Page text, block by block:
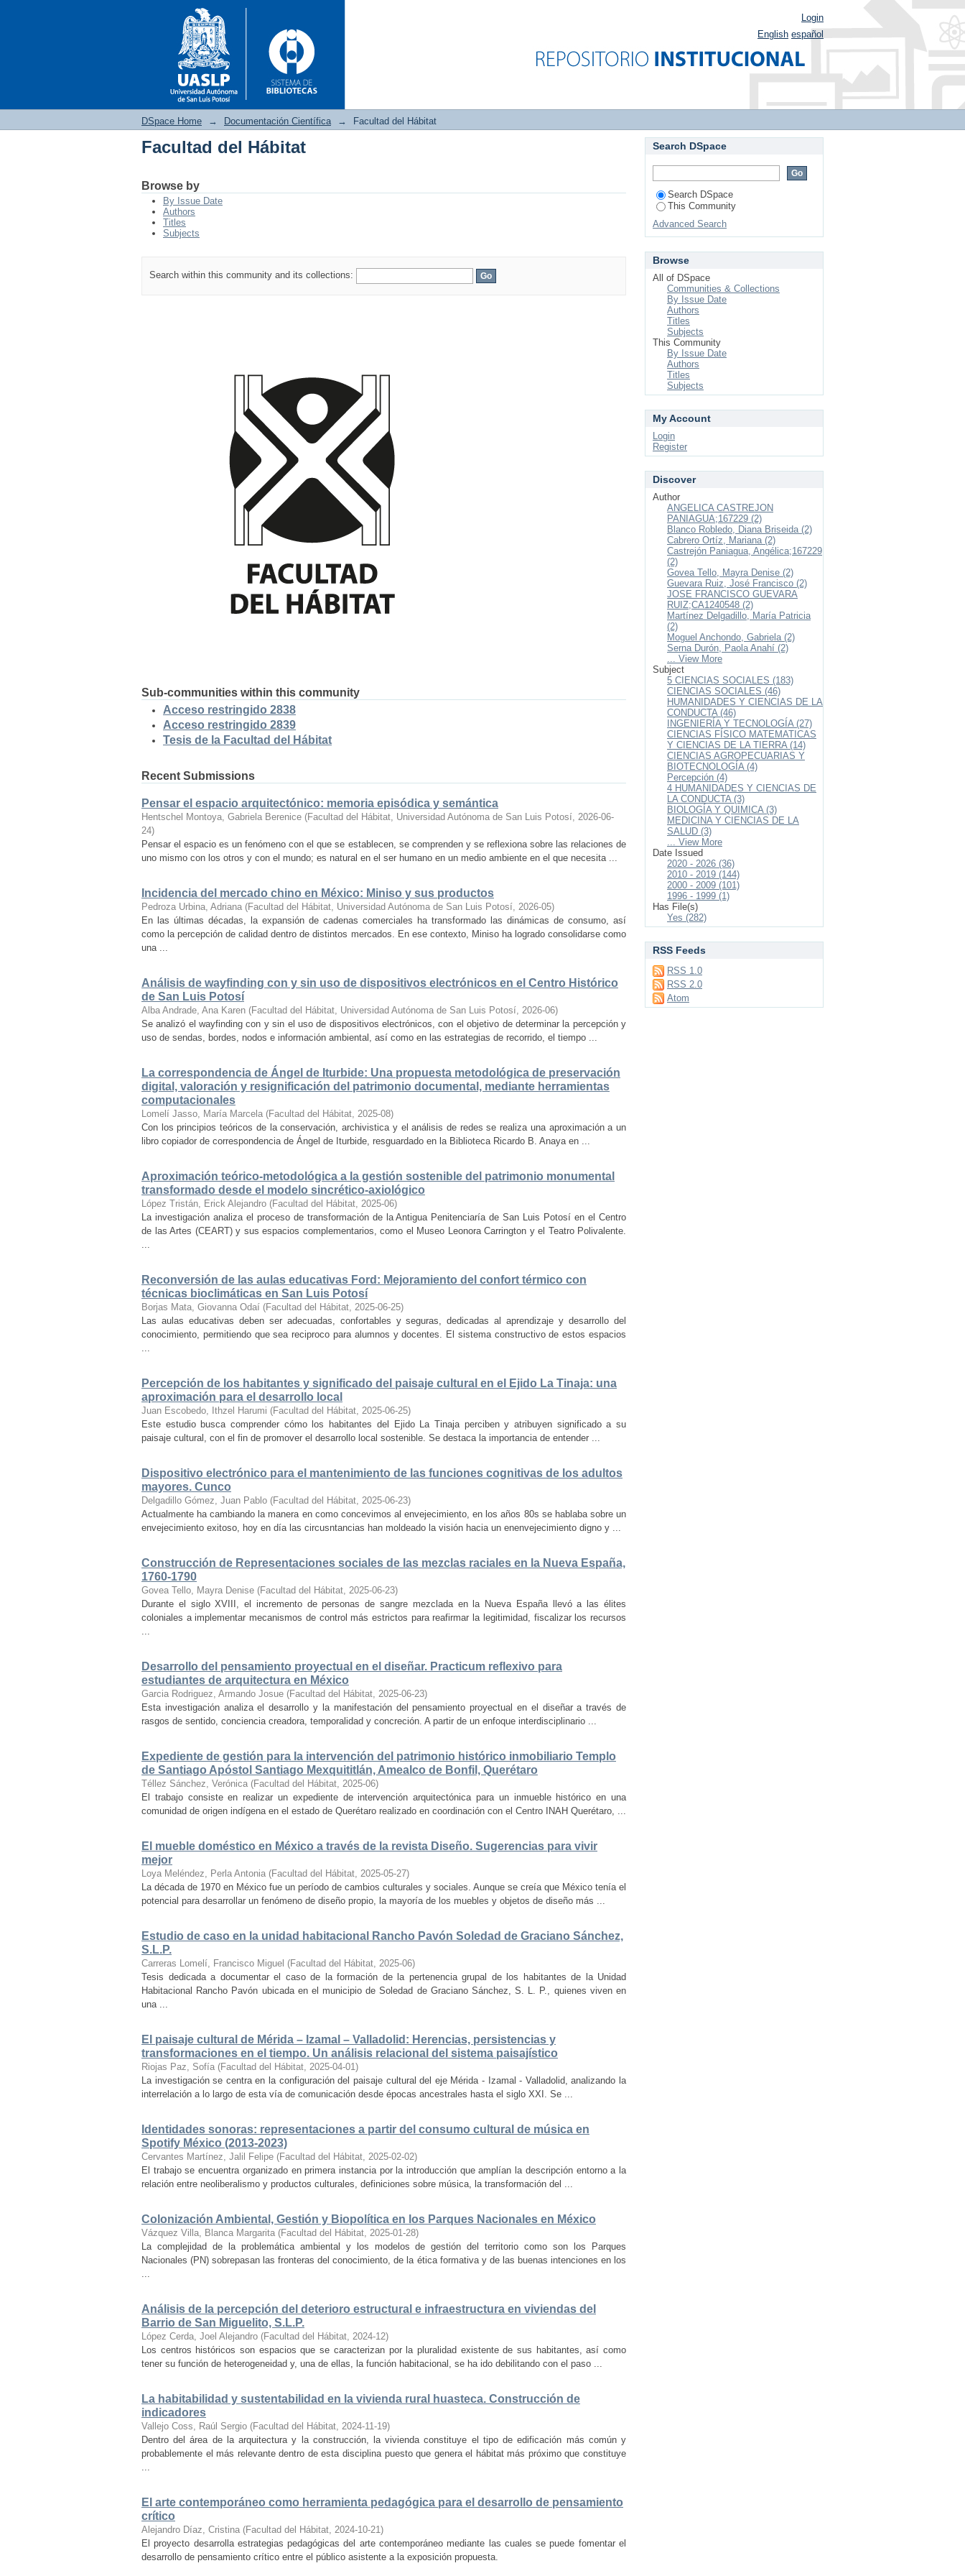
Login
English español
DSpace Home → Documentación Científica → Facultad del Hábitat
Facultad del Hábitat
Browse by
By Issue Date
Authors
Titles
Subjects
Search within this community and its collections:
Sub-communities within this community
Acceso restringido 2838
Acceso restringido 2839
Tesis de la Facultad del Hábitat
Recent Submissions
Pensar el espacio arquitectónico: memoria episódica y semántica
Hentschel Montoya, Gabriela Berenice (Facultad del Hábitat, Universidad Autónoma de San Luis Potosí, 2026-06-
24)
Pensar el espacio es un fenómeno con el que se establecen, se comprenden y se reflexiona sobre las relaciones de
uno mismo con los otros y con el mundo; es natural en el ser humano en un medio ambiente en el que necesita ...
Incidencia del mercado chino en México: Miniso y sus productos
Pedroza Urbina, Adriana (Facultad del Hábitat, Universidad Autónoma de San Luis Potosí, 2026-05)
En las últimas décadas, la expansión de cadenas comerciales ha transformado las dinámicas de consumo, así
como la percepción de calidad dentro de distintos mercados. En ese contexto, Miniso ha logrado consolidarse como
una ...
Análisis de wayfinding con y sin uso de dispositivos electrónicos en el Centro Histórico
de San Luis Potosí
Alba Andrade, Ana Karen (Facultad del Hábitat, Universidad Autónoma de San Luis Potosí, 2026-06)
Se analizó el wayfinding con y sin el uso de dispositivos electrónicos, con el objetivo de determinar la percepción y
uso de sendas, bordes, nodos e información ambiental, así como en las estrategias de recorrido, el tiempo ...
La correspondencia de Ángel de Iturbide: Una propuesta metodológica de preservación
digital, valoración y resignificación del patrimonio documental, mediante herramientas
computacionales
Lomelí Jasso, María Marcela (Facultad del Hábitat, 2025-08)
Con los principios teóricos de la conservación, archivistica y el análisis de redes se realiza una aproximación a un
libro copiador de correspondencia de Ángel de Iturbide, resguardado en la Biblioteca Ricardo B. Anaya en ...
Aproximación teórico-metodológica a la gestión sostenible del patrimonio monumental
transformado desde el modelo sincrético-axiológico
López Tristán, Erick Alejandro (Facultad del Hábitat, 2025-06)
La investigación analiza el proceso de transformación de la Antigua Penitenciaría de San Luis Potosí en el Centro
de las Artes (CEART) y sus espacios complementarios, como el Museo Leonora Carrington y el Teatro Polivalente.
...
Reconversión de las aulas educativas Ford: Mejoramiento del confort térmico con
técnicas bioclimáticas en San Luis Potosí
Borjas Mata, Giovanna Odaí (Facultad del Hábitat, 2025-06-25)
Las aulas educativas deben ser adecuadas, confortables y seguras, dedicadas al aprendizaje y desarrollo del
conocimiento, permitiendo que sea reciproco para alumnos y docentes. El sistema constructivo de estos espacios
...
Percepción de los habitantes y significado del paisaje cultural en el Ejido La Tinaja: una
aproximación para el desarrollo local
Juan Escobedo, Ithzel Harumi (Facultad del Hábitat, 2025-06-25)
Este estudio busca comprender cómo los habitantes del Ejido La Tinaja perciben y atribuyen significado a su
paisaje cultural, con el fin de promover el desarrollo local sostenible. Se destaca la importancia de entender ...
Dispositivo electrónico para el mantenimiento de las funciones cognitivas de los adultos
mayores. Cunco
Delgadillo Gómez, Juan Pablo (Facultad del Hábitat, 2025-06-23)
Actualmente ha cambiando la manera en como concevimos al envejecimiento, en los años 80s se hablaba sobre un
envejecimiento exitoso, hoy en día las circusntancias han moldeado la visión hacia un enenvejecimiento digno y ...
Construcción de Representaciones sociales de las mezclas raciales en la Nueva España,
1760-1790
Govea Tello, Mayra Denise (Facultad del Hábitat, 2025-06-23)
Durante el siglo XVIII, el incremento de personas de sangre mezclada en la Nueva España llevó a las élites
coloniales a implementar mecanismos de control más estrictos para reafirmar la legitimidad, fiscalizar los recursos
...
Desarrollo del pensamiento proyectual en el diseñar. Practicum reflexivo para
estudiantes de arquitectura en México
Garcia Rodriguez, Armando Josue (Facultad del Hábitat, 2025-06-23)
Esta investigación analiza el desarrollo y la manifestación del pensamiento proyectual en el diseñar a través de
rasgos de sentido, conciencia creadora, temporalidad y concreción. A partir de un enfoque interdisciplinario ...
Expediente de gestión para la intervención del patrimonio histórico inmobiliario Templo
de Santiago Apóstol Santiago Mexquititlán, Amealco de Bonfil, Querétaro
Téllez Sánchez, Verónica (Facultad del Hábitat, 2025-06)
El trabajo consiste en realizar un expediente de intervención arquitectónica para un inmueble histórico en una
comunidad de origen indígena en el estado de Querétaro realizado en coordinación con el Centro INAH Querétaro, ...
El mueble doméstico en México a través de la revista Diseño. Sugerencias para vivir
mejor
Loya Meléndez, Perla Antonia (Facultad del Hábitat, 2025-05-27)
La década de 1970 en México fue un período de cambios culturales y sociales. Aunque se creía que México tenía el
potencial para desarrollar un fenómeno de diseño propio, la mayoría de los muebles y objetos de diseño más ...
Estudio de caso en la unidad habitacional Rancho Pavón Soledad de Graciano Sánchez,
S.L.P.
Carreras Lomelí, Francisco Miguel (Facultad del Hábitat, 2025-06)
Tesis dedicada a documentar el caso de la formación de la pertenencia grupal de los habitantes de la Unidad
Habitacional Rancho Pavón ubicada en el municipio de Soledad de Graciano Sánchez, S. L. P., quienes viven en
una ...
El paisaje cultural de Mérida – Izamal – Valladolid: Herencias, persistencias y
transformaciones en el tiempo. Un análisis relacional del sistema paisajístico
Riojas Paz, Sofía (Facultad del Hábitat, 2025-04-01)
La investigación se centra en la configuración del paisaje cultural del eje Mérida - Izamal - Valladolid, analizando la
interrelación a lo largo de esta vía de comunicación desde épocas ancestrales hasta el siglo XXI. Se ...
Identidades sonoras: representaciones a partir del consumo cultural de música en
Spotify México (2013-2023)
Cervantes Martínez, Jalil Felipe (Facultad del Hábitat, 2025-02-02)
El trabajo se encuentra organizado en primera instancia por la introducción que amplían la descripción entorno a la
relación entre neoliberalismo y productos culturales, definiciones sobre música, la transformación del ...
Colonización Ambiental, Gestión y Biopolítica en los Parques Nacionales en México
Vázquez Villa, Blanca Margarita (Facultad del Hábitat, 2025-01-28)
La complejidad de la problemática ambiental y los modelos de gestión del territorio como son los Parques
Nacionales (PN) sobrepasan las fronteras del conocimiento, de la ética formativa y de las buenas intenciones en los
...
Análisis de la percepción del deterioro estructural e infraestructura en viviendas del
Barrio de San Miguelito, S.L.P.
López Cerda, Joel Alejandro (Facultad del Hábitat, 2024-12)
Los centros históricos son espacios que se caracterizan por la pluralidad existente de sus habitantes, así como
tener su función de heterogeneidad y, una de ellas, la función habitacional, se ha ido debilitando con el paso ...
La habitabilidad y sustentabilidad en la vivienda rural huasteca. Construcción de
indicadores
Vallejo Coss, Raúl Sergio (Facultad del Hábitat, 2024-11-19)
Dentro del área de la arquitectura y la construcción, la vivienda constituye el tipo de edificación más común y
probablemente el más relevante dentro de esta disciplina puesto que genera el hábitat más próximo que constituye
...
El arte contemporáneo como herramienta pedagógica para el desarrollo de pensamiento
crítico
Alejandro Díaz, Cristina (Facultad del Hábitat, 2024-10-21)
El proyecto desarrolla estrategias pedagógicas del arte contemporáneo mediante las cuales se puede fomentar el
desarrollo de pensamiento crítico entre el público asistente a la exposición propuesta.
Search DSpace
Search DSpace
This Community
Advanced Search
Browse
All of DSpace
Communities & Collections
By Issue Date
Authors
Titles
Subjects
This Community
By Issue Date
Authors
Titles
Subjects
My Account
Login
Register
Discover
Author
ANGELICA CASTREJON
PANIAGUA;167229 (2)
Blanco Robledo, Diana Briseida (2)
Cabrero Ortíz, Mariana (2)
Castrejón Paniagua, Angélica;167229
(2)
Govea Tello, Mayra Denise (2)
Guevara Ruiz, José Francisco (2)
JOSE FRANCISCO GUEVARA
RUIZ;CA1240548 (2)
Martínez Delgadillo, María Patricia
(2)
Moguel Anchondo, Gabriela (2)
Serna Durón, Paola Anahí (2)
... View More
Subject
5 CIENCIAS SOCIALES (183)
CIENCIAS SOCIALES (46)
HUMANIDADES Y CIENCIAS DE LA
CONDUCTA (46)
INGENIERÍA Y TECNOLOGÍA (27)
CIENCIAS FÍSICO MATEMATICAS
Y CIENCIAS DE LA TIERRA (14)
CIENCIAS AGROPECUARIAS Y
BIOTECNOLOGÍA (4)
Percepción (4)
4 HUMANIDADES Y CIENCIAS DE
LA CONDUCTA (3)
BIOLOGÍA Y QUIMICA (3)
MEDICINA Y CIENCIAS DE LA
SALUD (3)
... View More
Date Issued
2020 - 2026 (36)
2010 - 2019 (144)
2000 - 2009 (101)
1996 - 1999 (1)
Has File(s)
Yes (282)
RSS Feeds
RSS 1.0
RSS 2.0
Atom